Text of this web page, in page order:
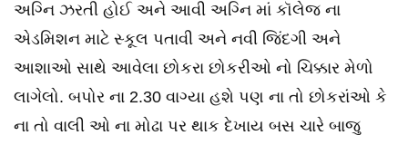
અગ્નિ ઝરતી હોઈ અને આવી અગ્નિ માં કૉલેજ ના
એડમિશન માટે સ્કૂલ પતાવી અને નવી જિંદગી અને
આશાઓ સાથે આવેલા છોકરા છોકરીઓ નો ચિક્કાર મેળો
લાગેલો. બપોર ના 2.30 વાગ્યા હશે પણ ના તો છોકરાંઓ કે
ના તો વાલી ઓ ના મોઢા પર થાક દેખાય બસ ચારે બાજુ